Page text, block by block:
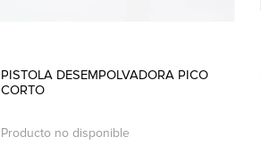
PISTOLA DESEMPOLVADORA PICO
CORTO
Producto no disponible